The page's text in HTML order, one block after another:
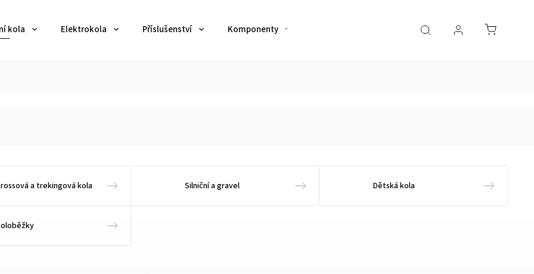
kola Elektrokola Příslušenství Komponenty Sportovní výživa Oblečení
a trekingová kola Silniční a gravel Dětská kola